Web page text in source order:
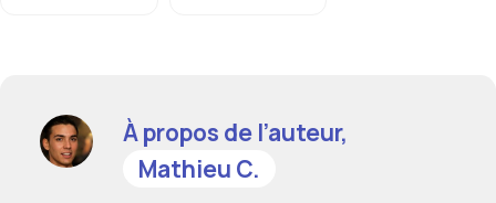
À propos de l’auteur,
Mathieu C.